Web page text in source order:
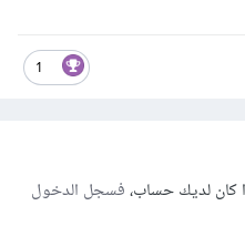
1
كان لديك حساب،فسجل الدخول